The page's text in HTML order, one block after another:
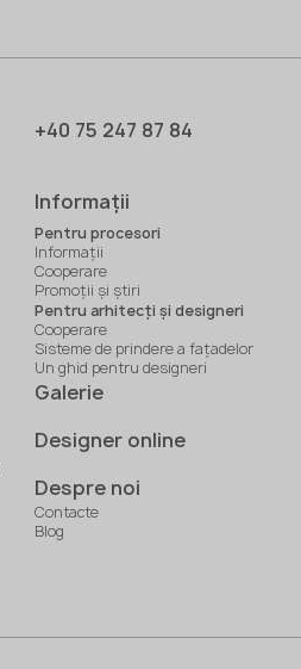
+40 75 247 87 84
Informaţii
Pentru procesori
Informaţii
Cooperare
Promoții și știri
Pentru arhitecți și designeri
Cooperare
Sisteme de prindere a fațadelor
Un ghid pentru designeri
Galerie
Designer online
Despre noi
Contacte
Blog